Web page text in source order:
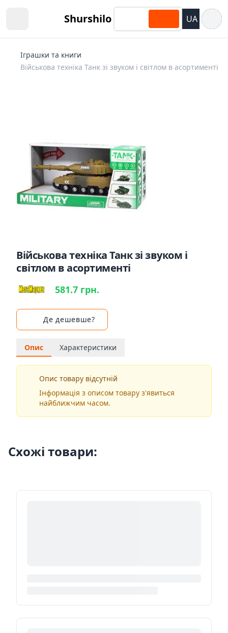
Shurshilo UA
Іграшки та книги
Військова техніка Танк зі звуком і світлом в асортименті
Військова техніка Танк зі звуком і
світлом в асортименті
581.7 грн.
Де дешевше?
Опис Характеристики
Опис товару відсутній
Інформація з описом товару з'явиться
найближчим часом.
Схожі товари: